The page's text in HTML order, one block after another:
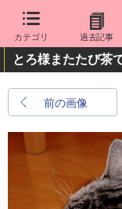
カテゴリ 過去記事
とろ様またたび茶
前の画像